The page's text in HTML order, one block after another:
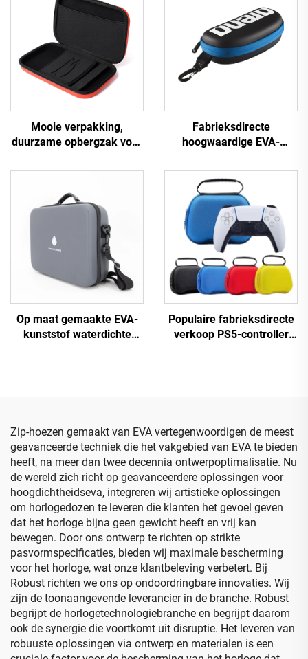
Mooie verpakking,
duurzame opbergzak voor
op maat gemaakte
Fabrieksdirecte
hoogwaardige EVA-
volwassenen, op maat
gemaakte EVA-
zwembrilhoes, modieuze
brilopbergzak
Op maat gemaakte EVA-
kunststof waterdichte
Populaire fabrieksdirecte
verkoop PS5-controller
Zip-hoezen gemaakt van EVA vertegenwoordigen de meest
geavanceerde techniek die het vakgebied van EVA te bieden
heeft, na meer dan twee decennia ontwerpoptimalisatie. Nu
de wereld zich richt op geavanceerdere oplossingen voor
hoogdichtheidseva, integreren wij artistieke oplossingen
om horlogedozen te leveren die klanten het gevoel geven
dat het horloge bijna geen gewicht heeft en vrij kan
bewegen. Door ons ontwerp te richten op strikte
pasvormspecificaties, bieden wij maximale bescherming
voor het horloge, wat onze klantbeleving verbetert. Bij
Robust richten we ons op ondoordringbare innovaties. Wij
zijn de toonaangevende leverancier in de branche. Robust
begrijpt de horlogetechnologiebranche en begrijpt daarom
ook de synergie die voortkomt uit disruptie. Het leveren van
robuuste oplossingen via ontwerp en materialen is een